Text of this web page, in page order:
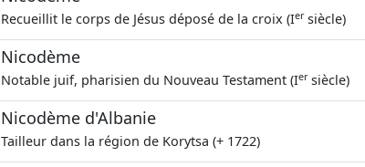
Recueillit le corps de Jésus déposé de la croix (Iersiècle)
Nicodème
Notable juif, pharisien du Nouveau Testament (Iersiècle)
Nicodème d'Albanie
Tailleur dans la région de Korytsa (+ 1722)